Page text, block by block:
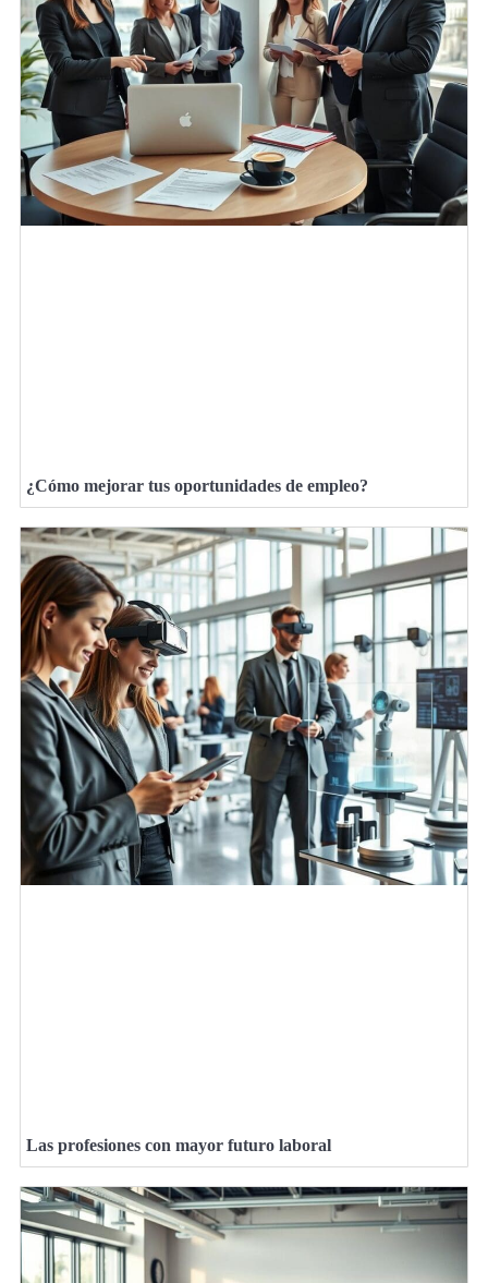
¿Cómo mejorar tus oportunidades de empleo?
Las profesiones con mayor futuro laboral